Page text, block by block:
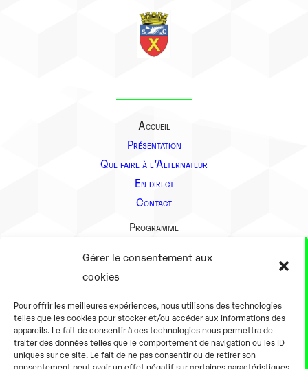
Gérer le consentement aux
cookies
Pour offrir les meilleures expériences, nous utilisons des technologies
telles que les cookies pour stocker et/ou accéder aux informations des
appareils. Le fait de consentir à ces technologies nous permettra de
traiter des données telles que le comportement de navigation ou les ID
uniques sur ce site. Le fait de ne pas consentir ou de retirer son
consentement peut avoir un effet négatif sur certaines caractéristiques
Accueil
Présentation
Que faire à l’Alternateur
En direct
Contact
Programme
Présentation
En pratique
Tarifs et horaires
Salles